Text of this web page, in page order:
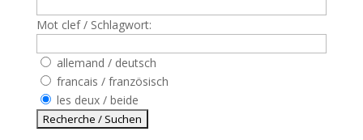
Mot clef / Schlagwort:
allemand / deutsch
francais / französisch
les deux / beide